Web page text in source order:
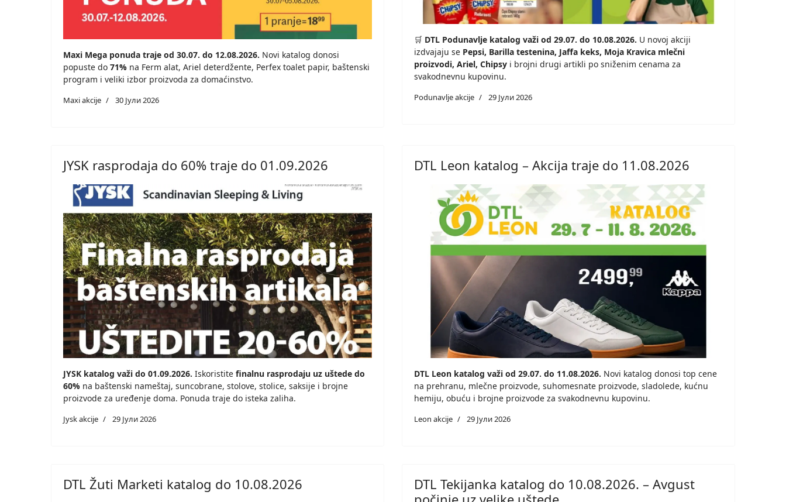
Maxi Mega ponuda traje od 30.07. do 12.08.2026. Novi katalog donosi
popuste do 71% na Ferm alat, Ariel deterdžente, Perfex toalet papir, baštenski
program i veliki izbor proizvoda za domaćinstvo.
Maxi akcije 30 Јули 2026
🛒 DTL Podunavlje katalog važi od 29.07. do 10.08.2026. U novoj akciji
izdvajaju se Pepsi, Barilla testenina, Jaffa keks, Moja Kravica mlečni
proizvodi, Ariel, Chipsy i brojni drugi artikli po sniženim cenama za
svakodnevnu kupovinu.
Podunavlje akcije 29 Јули 2026
JYSK rasprodaja do 60% traje do 01.09.2026
JYSK katalog važi do 01.09.2026. Iskoristite finalnu rasprodaju uz uštede do
60% na baštenski nameštaj, suncobrane, stolove, stolice, saksije i brojne
proizvode za uređenje doma. Ponuda traje do isteka zaliha.
Jysk akcije 29 Јули 2026
DTL Leon katalog – Akcija traje do 11.08.2026
DTL Leon katalog važi od 29.07. do 11.08.2026. Novi katalog donosi top cene
na prehranu, mlečne proizvode, suhomesnate proizvode, sladolede, kućnu
hemiju, obuću i brojne proizvode za svakodnevnu kupovinu.
Leon akcije 29 Јули 2026
DTL Žuti Marketi katalog do 10.08.2026
DTL Tekijanka katalog do 10.08.2026. – Avgust